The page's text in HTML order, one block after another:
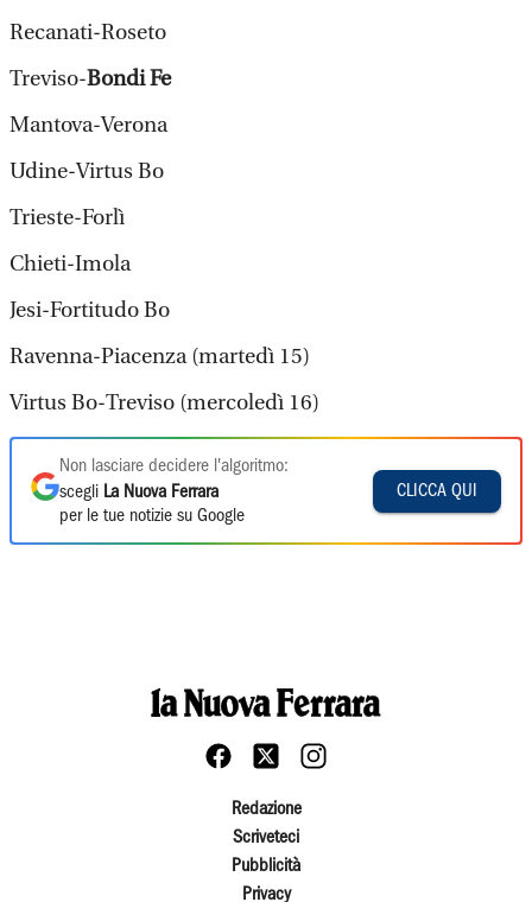
Recanati-Roseto
Treviso-Bondi Fe
Mantova-Verona
Udine-Virtus Bo
Trieste-Forlì
Chieti-Imola
Jesi-Fortitudo Bo
Ravenna-Piacenza (martedì 15)
Virtus Bo-Treviso (mercoledì 16)
Non lasciare decidere l'algoritmo:
scegli La Nuova Ferrara
per le tue notizie su Google
CLICCA QUI
Redazione
Scriveteci
Pubblicità
Privacy